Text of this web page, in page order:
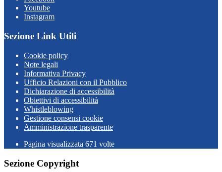
Youtube
Instagram
Sezione Link Utili
Cookie policy
Note legali
Informativa Privacy
Ufficio Relazioni con il Pubblico
Dichiarazione di accessibilità
Obiettivi di accessibilità
Whistleblowing
Gestione consensi cookie
Amministrazione trasparente
Pagina visualizzata 671 volte
Sezione Copyright